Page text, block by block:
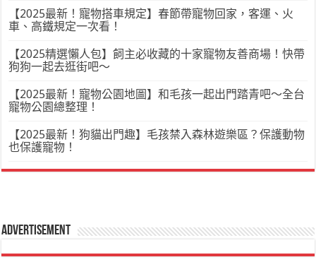
【2025最新！寵物搭車規定】春節帶寵物回家，客運、火
車、高鐵規定一次看！
【2025精選懶人包】飼主必收藏的十家寵物友善商場！快帶
狗狗一起去逛街吧～
【2025最新！寵物公園地圖】和毛孩一起出門踏青吧～全台
寵物公園總整理！
【2025最新！狗貓出門趣】毛孩禁入森林遊樂區？保護動物
也保護寵物！
Advertisement